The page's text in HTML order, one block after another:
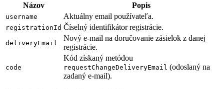
Názov Popis
username Aktuálny email používateľa.
registrationId Číselný identifikátor registrácie.
deliveryEmail
Nový e-mail na doručovanie zásielok z danej
registrácie.
code
Kód získaný metódou
requestChangeDeliveryEmail (odoslaný na
zadaný e-mail).